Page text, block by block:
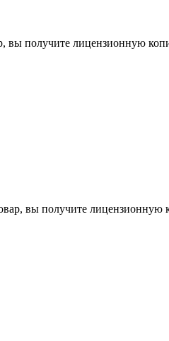
получите лицензионную
вы получите лицензионную